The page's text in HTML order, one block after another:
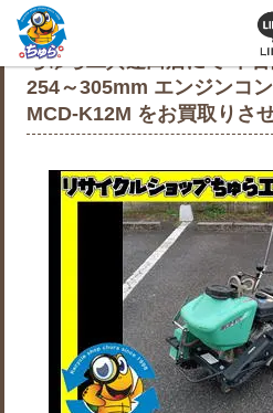
ちゅら工具蓮田店にて 中
254～305mm エンジンコ
MCD-K12M をお買取りさ